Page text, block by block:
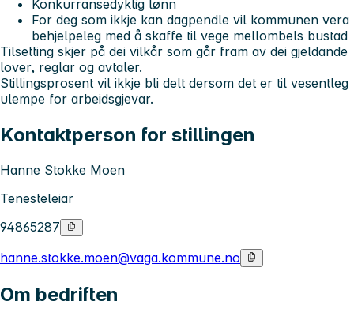
Konkurransedyktig lønn
For deg som ikkje kan dagpendle vil kommunen vera
behjelpeleg med å skaffe til vege mellombels bustad
Tilsetting skjer på dei vilkår som går fram av dei gjeldande
lover, reglar og avtaler.
Stillingsprosent vil ikkje bli delt dersom det er til vesentleg
ulempe for arbeidsgjevar.
Kontaktperson for stillingen
Hanne Stokke Moen
Tenesteleiar
94865287
hanne.stokke.moen@vaga.kommune.no
Om bedriften